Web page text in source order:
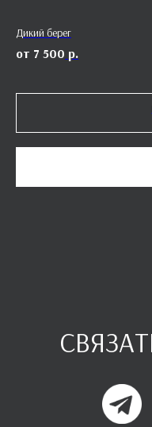
Дикий берег
7 500 р.